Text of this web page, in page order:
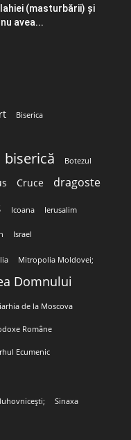
(masturbării) şi
avea...
Biserica
biserică Botezul
Cruce dragoste
Icoana Ierusalim
Israel
Mitropolia Moldovei;
Domnului
de la Moscova
Române
Ecumenic
Sinaxa